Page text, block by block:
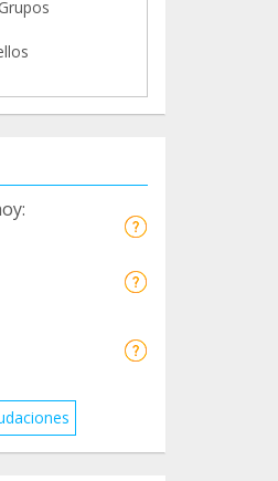
Grupos